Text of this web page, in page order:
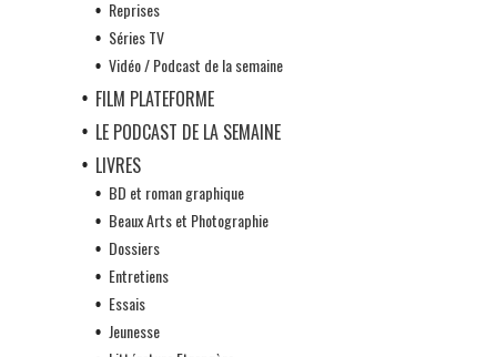
Reprises
Séries TV
Vidéo / Podcast de la semaine
FILM PLATEFORME
LE PODCAST DE LA SEMAINE
LIVRES
BD et roman graphique
Beaux Arts et Photographie
Dossiers
Entretiens
Essais
Jeunesse